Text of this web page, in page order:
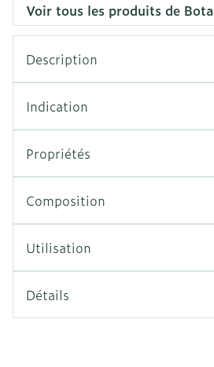
Voir tous les produits de Bota
Description
Indication
Propriétés
Composition
Utilisation
Détails